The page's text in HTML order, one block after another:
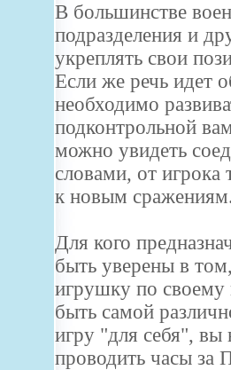
В большинстве
подразделения и
укреплять свои
Если же речь идет
необходимо
подконтрольной
можно увидеть
словами, от игрока
к новым
Для кого
быть уверены в
игрушку по своему
быть самой
игру "для себя", вы
проводить часы за